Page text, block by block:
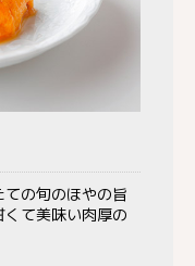
の旬のほやの旨
て美味い肉厚の